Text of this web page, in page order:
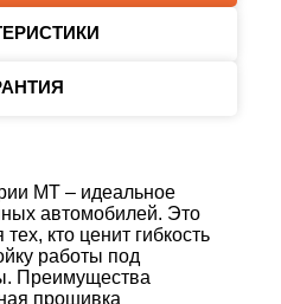
MT – идеальное
автомобилей. Это
кто ценит гибкость
работы под
Преимущества
прошивка